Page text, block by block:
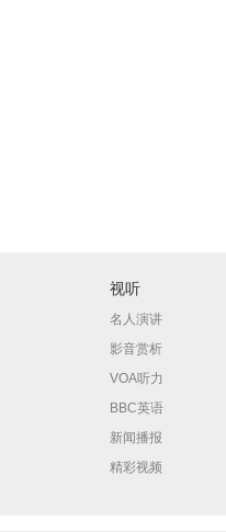
视听
名人演讲
影音赏析
VOA听力
BBC英语
新闻播报
精彩视频